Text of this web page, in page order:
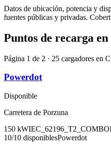
Datos de ubicación, potencia y
fuentes públicas y privadas.
Puntos de recarga en
Página 1 de 2 · 25 cargadores en
Powerdot
Disponible
Carretera de Porzuna
150 kWIEC_62196_T2_COMBO
10/10 disponiblesPowerdot